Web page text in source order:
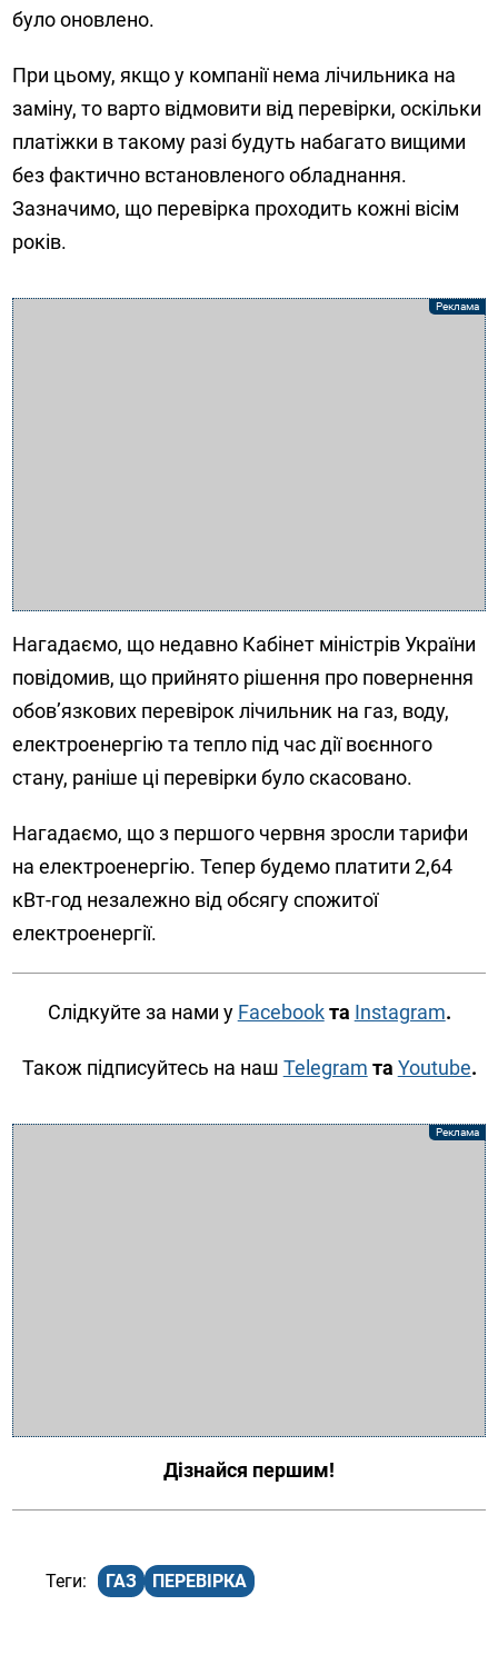
було оновлено.
При цьому, якщо у компанії нема лічильника на
заміну, то варто відмовити від перевірки, оскільки
платіжки в такому разі будуть набагато вищими
без фактично встановленого обладнання.
Зазначимо, що перевірка проходить кожні вісім
років.
Нагадаємо, що недавно Кабінет міністрів України
повідомив, що прийнято рішення про повернення
обов’язкових перевірок лічильник на газ, воду,
електроенергію та тепло під час дії воєнного
стану, раніше ці перевірки було скасовано.
Нагадаємо, що з першого червня зросли тарифи
на електроенергію. Тепер будемо платити 2,64
кВт-год незалежно від обсягу спожитої
електроенергії.
Слідкуйте за нами у Facebookта Instagram.
Також підписуйтесь на наш Telegram та Youtube.
Дізнайся першим!
ГАЗ ПЕРЕВІРКА